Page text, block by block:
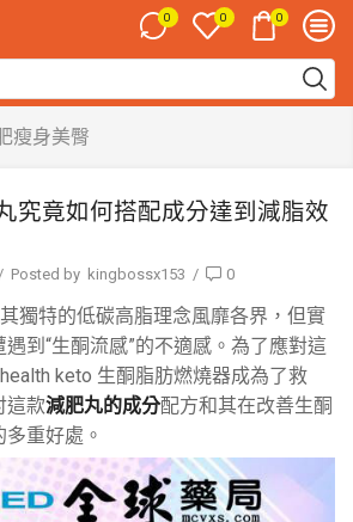
0 0 0
瘦身美臀
究竟如何搭配成分達到減脂效
/ Posted by kingbossx153 / 0
獨特的低碳高脂理念風靡各界，但實
到“生酮流感”的不適感。為了應對這
keto 生酮脂肪燃燒器成為了救
這款減肥丸的成分配方和其在改善生酮
重好處。